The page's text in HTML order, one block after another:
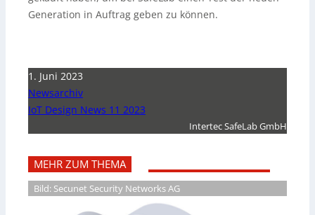
Generation in Auftrag geben zu können.
1. Juni 2023
Newsarchiv
IoT Design News 11 2023
Intertec SafeLab GmbH
MEHR ZUM THEMA
Bild: Secunet Security Networks AG